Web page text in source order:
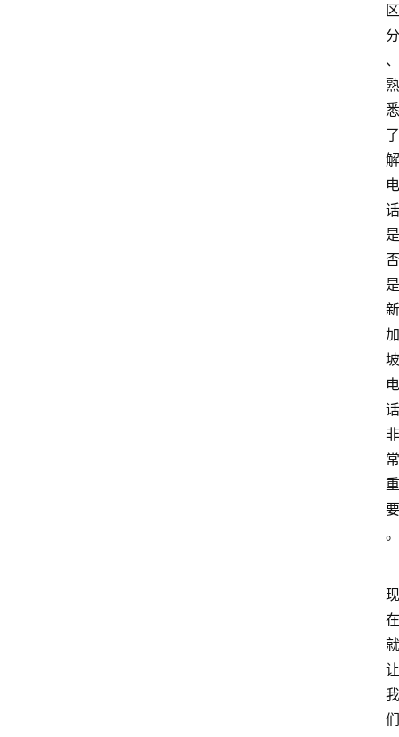
区
分
、
熟
悉
了
解
电
话
是
否
是
新
加
坡
电
话
非
常
重
要
。
现
在
就
让
我
们